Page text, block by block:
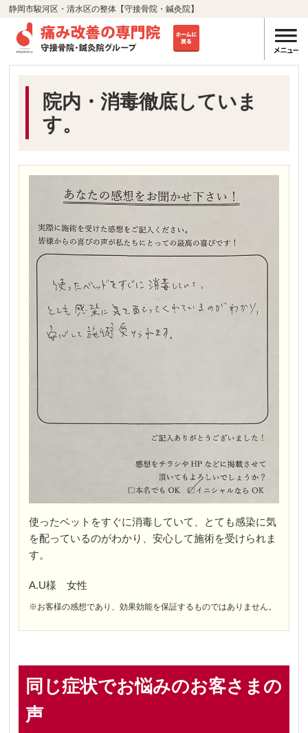
静岡市駿河区・清水区の整体【守接骨院・鍼灸院】
院内・消毒徹底していま
す。
使ったベットをすぐに消毒していて、とても感染に気
を配っているのがわかり、安心して施術を受けられま
す。
A.U様 女性
※お客様の感想であり、効果効能を保証するものではありません。
同じ症状でお悩みのお客さまの
声